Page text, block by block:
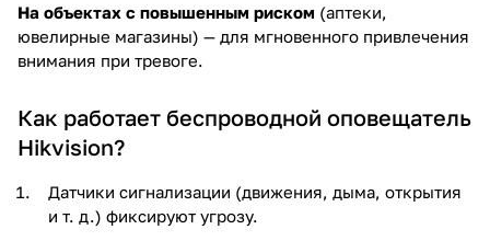
На объектах с повышенным риском (аптеки,
ювелирные магазины) — для мгновенного привлечения
внимания при тревоге.
Как работает беспроводной оповещатель
Hikvision?
Датчики сигнализации (движения, дыма, открытия
и т. д.) фиксируют угрозу.